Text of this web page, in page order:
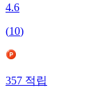
4.6
(10)
357적립